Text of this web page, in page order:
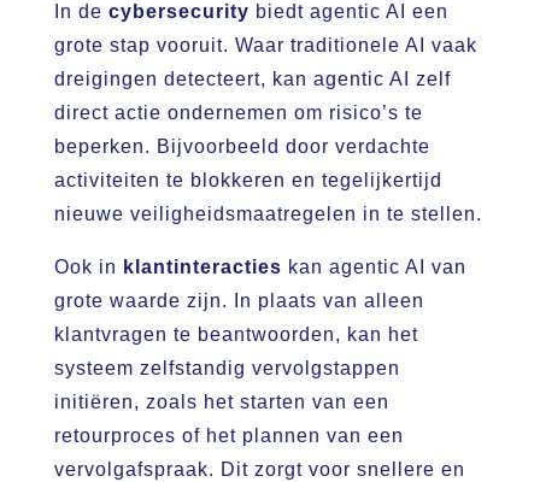
In de cybersecurity biedt agentic AI een
grote stap vooruit. Waar traditionele AI vaak
dreigingen detecteert, kan agentic AI zelf
direct actie ondernemen om risico’s te
beperken. Bijvoorbeeld door verdachte
activiteiten te blokkeren en tegelijkertijd
nieuwe veiligheidsmaatregelen in te stellen.
Ook in klantinteracties kan agentic AI van
grote waarde zijn. In plaats van alleen
klantvragen te beantwoorden, kan het
systeem zelfstandig vervolgstappen
initiëren, zoals het starten van een
retourproces of het plannen van een
vervolgafspraak. Dit zorgt voor snellere en